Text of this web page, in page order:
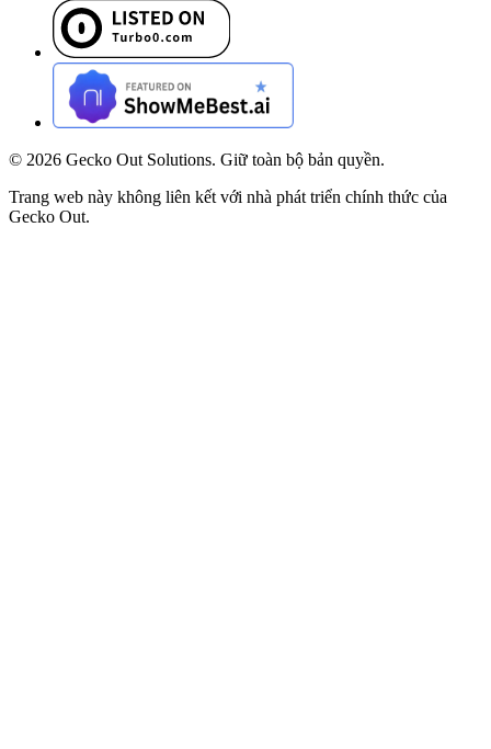
© 2026 Gecko Out Solutions. Giữ toàn bộ bản quyền.
Trang web này không liên kết với nhà phát triển chính thức của
Gecko Out.